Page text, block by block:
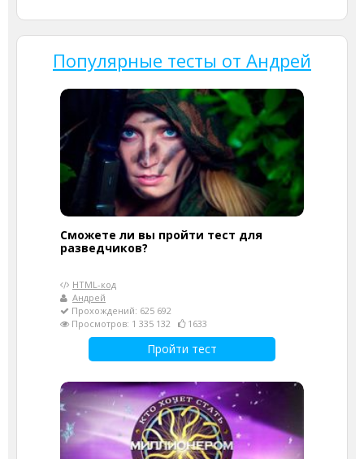
Популярные тесты от Андрей
Сможете ли вы пройти тест для
разведчиков?
HTML-код
Андрей
Прохождений: 625 692
Просмотров: 1 335 132
1633
Пройти тест